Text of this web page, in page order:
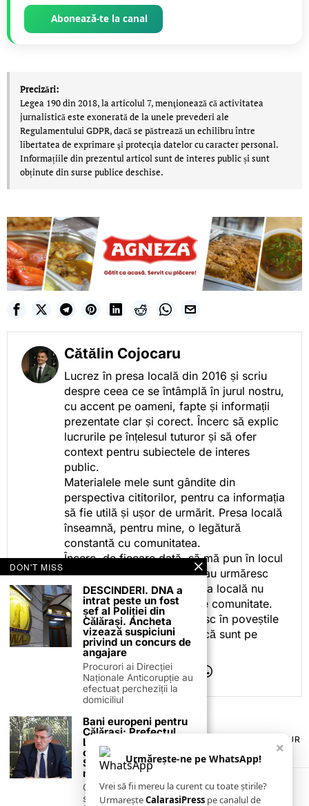
Abonează-te la canal
Precizări:
Legea 190 din 2018, la articolul 7, menţionează că activitatea
jurnalistică este exonerată de la unele prevederi ale
Regulamentului GDPR, dacă se păstrează un echilibru între
libertatea de exprimare şi protecţia datelor cu caracter personal.
Informațiile din prezentul articol sunt de interes public și sunt
obținute din surse publice deschise.
Cătălin Cojocaru
Lucrez în presa locală din 2016 și scriu
despre ceea ce se întâmplă în jurul nostru,
cu accent pe oameni, fapte și informații
prezentate clar și corect. Încerc să explic
lucrurile pe înțelesul tuturor și să ofer
context pentru subiectele de interes
public.
Materialele mele sunt gândite din
perspectiva cititorilor, pentru ca informația
să fie utilă și ușor de urmărit. Presa locală
înseamnă, pentru mine, o legătură
constantă cu comunitatea.
Încerc, de fiecare dată, să mă pun în locul
celor care citesc, privesc sau urmăresc
ceea ce fac. Pentru că presa locală nu
este despre mine, ci despre comunitate.
Iar dacă oamenii se regăsesc în poveștile
pe care le spun, înseamnă că sunt pe
drumul bun.
TERMENI ȘI CONDIȚII
POLITICA DE ANULARE & RETUR
PUBLICITATE ONLINE & TIPĂRITĂ
CONTACT
ZIARUL ANUNȚUL CĂLĂRĂȘEAN
×
Urmărește-ne pe WhatsApp!
Vrei să fii mereu la curent cu toate știrile?
UrmareșteCalarasiPress pe canalul de
DON'T MISS
DESCINDERI. DNA a
intrat peste un fost
șef al Poliției din
Călărași. Ancheta
vizează suspiciuni
privind un concurs de
angajare
Procurori ai Direcției
Naționale Anticorupție au
efectuat percheziții la
domiciliul
Bani europeni pentru
Călărași: Prefectul
Laurențiu State anunță
colaborarea cu ADR
Sud-Muntenia pentru
noi finanțări
Călărașul se pregătește
să intre pe harta